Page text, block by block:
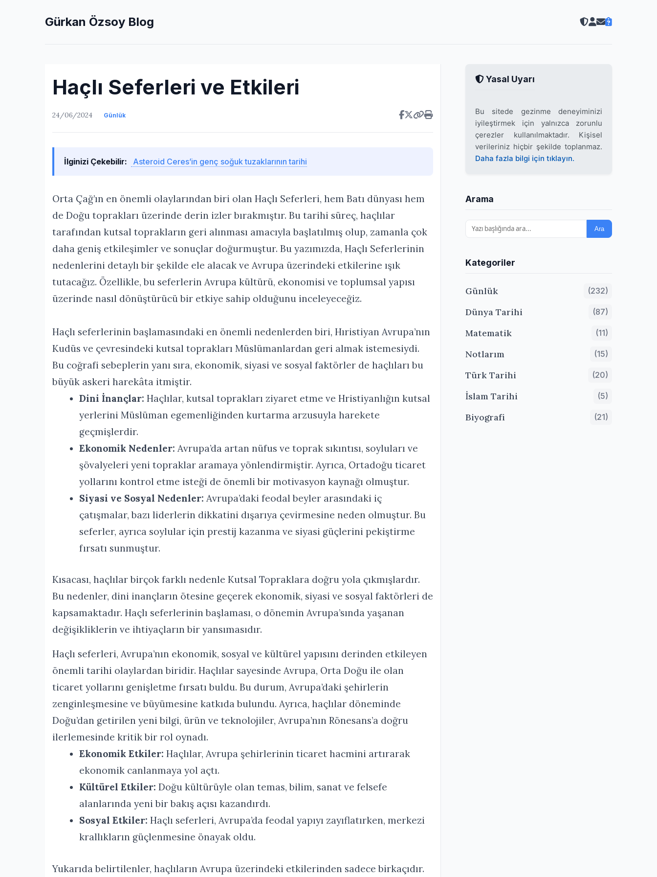
Gürkan Özsoy Blog
Haçlı Seferleri ve Etkileri
24/06/2024 Günlük
İlginizi Çekebilir: Asteroid Ceres’in genç soğuk tuzaklarının tarihi
Orta Çağ’ın en önemli olaylarından biri olan Haçlı Seferleri, hem Batı dünyası hem
de Doğu toprakları üzerinde derin izler bırakmıştır. Bu tarihi süreç, haçlılar
tarafından kutsal toprakların geri alınması amacıyla başlatılmış olup, zamanla çok
daha geniş etkileşimler ve sonuçlar doğurmuştur. Bu yazımızda, Haçlı Seferlerinin
nedenlerini detaylı bir şekilde ele alacak ve Avrupa üzerindeki etkilerine ışık
tutacağız. Özellikle, bu seferlerin Avrupa kültürü, ekonomisi ve toplumsal yapısı
üzerinde nasıl dönüştürücü bir etkiye sahip olduğunu inceleyeceğiz.
Haçlı seferlerinin başlamasındaki en önemli nedenlerden biri, Hıristiyan Avrupa’nın
Kudüs ve çevresindeki kutsal toprakları Müslümanlardan geri almak istemesiydi.
Bu coğrafi sebeplerin yanı sıra, ekonomik, siyasi ve sosyal faktörler de haçlıları bu
büyük askeri harekâta itmiştir.
Dini İnançlar: Haçlılar, kutsal toprakları ziyaret etme ve Hristiyanlığın kutsal
yerlerini Müslüman egemenliğinden kurtarma arzusuyla harekete
geçmişlerdir.
Ekonomik Nedenler: Avrupa’da artan nüfus ve toprak sıkıntısı, soyluları ve
şövalyeleri yeni topraklar aramaya yönlendirmiştir. Ayrıca, Ortadoğu ticaret
yollarını kontrol etme isteği de önemli bir motivasyon kaynağı olmuştur.
Siyasi ve Sosyal Nedenler: Avrupa’daki feodal beyler arasındaki iç
çatışmalar, bazı liderlerin dikkatini dışarıya çevirmesine neden olmuştur. Bu
seferler, ayrıca soylular için prestij kazanma ve siyasi güçlerini pekiştirme
fırsatı sunmuştur.
Kısacası, haçlılar birçok farklı nedenle Kutsal Topraklara doğru yola çıkmışlardır.
Bu nedenler, dini inançların ötesine geçerek ekonomik, siyasi ve sosyal faktörleri de
kapsamaktadır. Haçlı seferlerinin başlaması, o dönemin Avrupa’sında yaşanan
değişikliklerin ve ihtiyaçların bir yansımasıdır.
Haçlı seferleri, Avrupa’nın ekonomik, sosyal ve kültürel yapısını derinden etkileyen
önemli tarihi olaylardan biridir. Haçlılar sayesinde Avrupa, Orta Doğu ile olan
ticaret yollarını genişletme fırsatı buldu. Bu durum, Avrupa’daki şehirlerin
zenginleşmesine ve büyümesine katkıda bulundu. Ayrıca, haçlılar döneminde
Doğu’dan getirilen yeni bilgi, ürün ve teknolojiler, Avrupa’nın Rönesans’a doğru
ilerlemesinde kritik bir rol oynadı.
Ekonomik Etkiler: Haçlılar, Avrupa şehirlerinin ticaret hacmini artırarak
ekonomik canlanmaya yol açtı.
Kültürel Etkiler: Doğu kültürüyle olan temas, bilim, sanat ve felsefe
alanlarında yeni bir bakış açısı kazandırdı.
Sosyal Etkiler: Haçlı seferleri, Avrupa’da feodal yapıyı zayıflatırken, merkezi
krallıkların güçlenmesine önayak oldu.
Yukarıda belirtilenler, haçlıların Avrupa üzerindeki etkilerinden sadece birkaçıdır.
Yasal Uyarı
Bu sitede gezinme deneyiminizi
iyileştirmek için yalnızca zorunlu
çerezler kullanılmaktadır. Kişisel
verileriniz hiçbir şekilde toplanmaz.
Daha fazla bilgi için tıklayın.
Arama
Ara
Kategoriler
Günlük (232)
Dünya Tarihi (87)
Matematik (11)
Notlarım (15)
Türk Tarihi (20)
İslam Tarihi (5)
Biyografi (21)